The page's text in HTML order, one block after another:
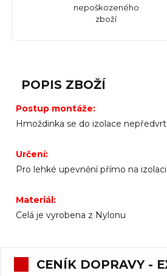
nepoškozeného
zboží
POPIS ZBOŽÍ
Postup montáže:
Hmoždinka se do izolace
Určení:
Pro lehké upevnění přímo na
Materiál:
Celá je vyrobena z Nylonu
CENÍK DOPRAVY -